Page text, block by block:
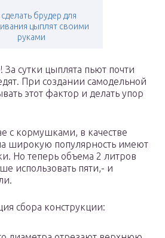
сделать брудер для
цыплят своими
руками
сутки цыплята пьют почти
При создании самодельной
этот фактор и делать упор
с кормушками, в качестве
широкую популярность имеют
Но теперь объема 2 литров
использовать пяти,- и
сбора конструкции: